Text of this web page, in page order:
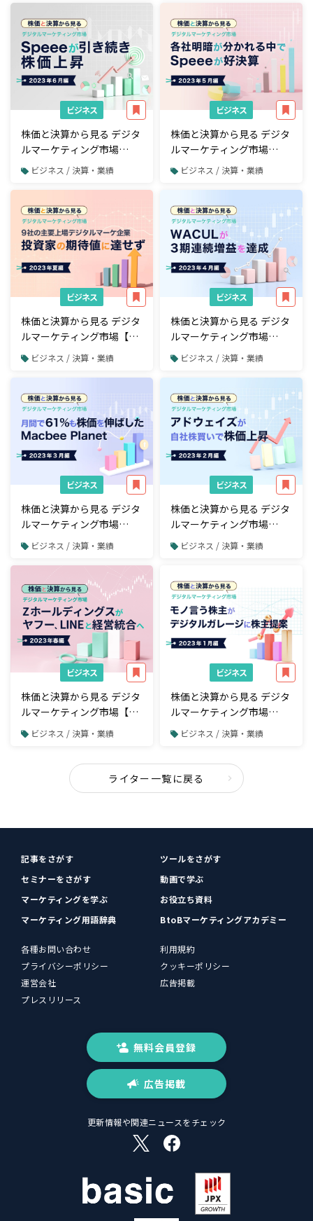
ビジネス
株価と決算から見る デジタ
ルマーケティング市場
【2023年6月編】Speeeが
引き続き株価上昇
ビジネス / 決算・業績
ビジネス
株価と決算から見る デジタ
ルマーケティング市場
【2023年5月編】各社明暗
が分かれる中でSpeeeが好
連ビジネスへの期待で株価
が急上昇
ビジネス / 決算・業績
ビジネス
株価と決算から見る デジタ
ルマーケティング市場【四
半期決算・2023年夏編】投
資家の期待値を下回った企
ビジネス / 決算・業績
ビジネス
株価と決算から見る デジタ
ルマーケティング市場
【2023年4月編】WACULが
3期連続増益を達成
ビジネス / 決算・業績
ビジネス
株価と決算から見る デジタ
ルマーケティング市場
【2023年3月編】月間で
61％も株価を伸ばした
ビジネス / 決算・業績
ビジネス
株価と決算から見る デジタ
ルマーケティング市場
【2023年2月編】アドウェ
イズが自社株買いで株価上
ビジネス / 決算・業績
ビジネス
株価と決算から見る デジタ
ルマーケティング市場【四
半期決算・2023年春編】 Z
ホールディングスが中核子
経営統合へ
ビジネス / 決算・業績
ビジネス
株価と決算から見る デジタ
ルマーケティング市場
【2023年1月編】モノ言う
株主がデジタルガレージに
ビジネス / 決算・業績
ライター一覧に戻る
記事をさがす
ツールをさがす
セミナーをさがす
動画で学ぶ
マーケティングを学ぶ
お役立ち資料
マーケティング用語辞典
BtoBマーケティングアカデミー
各種お問い合わせ
利用規約
プライバシーポリシー
クッキーポリシー
運営会社
広告掲載
プレスリリース
無料会員登録
広告掲載
更新情報や関連ニュースをチェック